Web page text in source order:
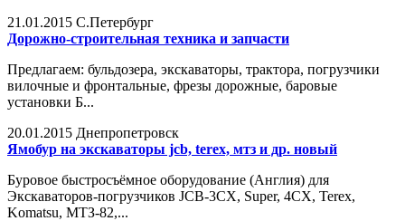
21.01.2015 С.Петербург
Дорожно-строительная техника и запчасти
Предлагаем: бульдозера, экскаваторы, трактора, погрузчики
вилочные и фронтальные, фрезы дорожные, баровые
установки Б...
20.01.2015 Днепропетровск
Ямобур на экскаваторы jcb, terex, мтз и др. новый
Буровое быстросъёмное оборудование (Англия) для
Экскаваторов-погрузчиков JCB-3CX, Super, 4CX, Terex,
Komatsu, МТЗ-82,...